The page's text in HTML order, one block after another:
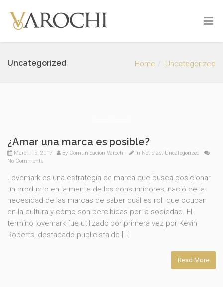
Uncategorized Home Uncategorized
¿Amar una marca es posible?
March 15, 2017 By Comunicación Varochi In Noticias, Uncategorized
No Comments
Lovemark es una estrategia de marca que busca posicionar
un producto en la mente de los consumidores, nació de la
necesidad de las marcas de saber cuál es rol que ocupan
en la cultura y cómo son percibidas por la sociedad. El
termino lovemark fue utilizado por primera vez por Kevin
Roberts, destacado publicista de […]
Read More